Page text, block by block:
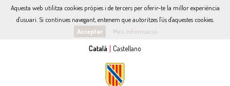
Aquesta web utilitza cookies pròpies i de tercers per oferir-te la millor experiència
d'usuari. Si continues navegant, entenem que autoritzes l'ús d'aquestes cookies.
Acceptar
Més informació